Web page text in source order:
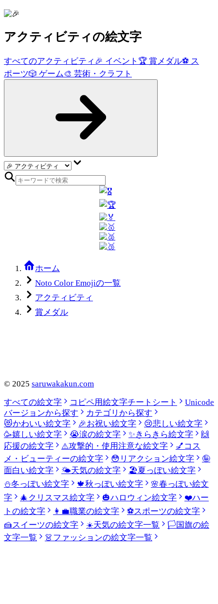
アクティビティの絵文字
すべてのアクティビティ 🎉 イベント 🏆 賞メダル⚽ ス
ポーツ🎲 ゲーム🎨 芸術・クラフト
ホーム
Noto Color Emojiの一覧
アクティビティ
賞メダル
© 2025 saruwakakun.com
すべての絵文字
コピペ用絵文字チートシート
Unicode
バージョンから探す
カテゴリから探す
😻かわいい絵文字 🎉お祝い絵文字 😢悲しい絵文字
🥳嬉しい絵文字 😭涙の絵文字 ✨きらきら絵文字
🙌
応援の絵文字
⚠️攻撃的・使用注意な絵文字 💅 コス
メ・ビューティーの絵文字
😳 リアクション絵文字
🤪
面白い絵文字
🌤️天気の絵文字 🏖️夏っぽい絵文字
⛄冬っぽい絵文字 🍁秋っぽい絵文字 🌸春っぽい絵文
字
🎄 クリスマス絵文字 🎃ハロウィン絵文字 ❤️ハー
トの絵文字
👩‍💼職業の絵文字 ⚽スポーツの絵文字
🍰スイーツの絵文字 ☀️天気の絵文字一覧 🏳️国旗の絵
文字一覧
👗ファッションの絵文字一覧